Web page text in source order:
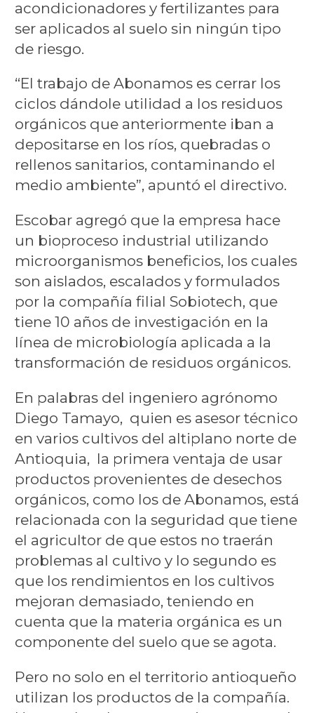
acondicionadores y fertilizantes para
ser aplicados al suelo sin ningún tipo
de riesgo.
“El trabajo de Abonamos es cerrar los
ciclos dándole utilidad a los residuos
orgánicos que anteriormente iban a
depositarse en los ríos, quebradas o
rellenos sanitarios, contaminando el
medio ambiente”, apuntó el directivo.
Escobar agregó que la empresa hace
un bioproceso industrial utilizando
microorganismos beneficios, los cuales
son aislados, escalados y formulados
por la compañía filial Sobiotech, que
tiene 10 años de investigación en la
línea de microbiología aplicada a la
transformación de residuos orgánicos.
En palabras del ingeniero agrónomo
Diego Tamayo, quien es asesor técnico
en varios cultivos del altiplano norte de
Antioquia, la primera ventaja de usar
productos provenientes de desechos
orgánicos, como los de Abonamos, está
relacionada con la seguridad que tiene
el agricultor de que estos no traerán
problemas al cultivo y lo segundo es
que los rendimientos en los cultivos
mejoran demasiado, teniendo en
cuenta que la materia orgánica es un
componente del suelo que se agota.
Pero no solo en el territorio antioqueño
utilizan los productos de la compañía.